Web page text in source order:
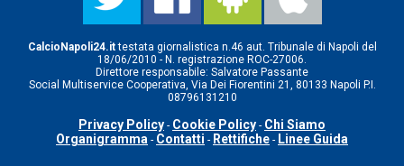
CalcioNapoli24.ittestata giornalistica n.46 aut. Tribunale di Napoli del
18/06/2010 - N. registrazione ROC-27006.
Direttore responsabile: Salvatore Passante
Social Multiservice Cooperativa, Via Dei Fiorentini 21, 80133 Napoli P.I.
08796131210
Privacy Policy - Cookie Policy - Chi Siamo
Organigramma - Contatti - Rettifiche - Linee Guida